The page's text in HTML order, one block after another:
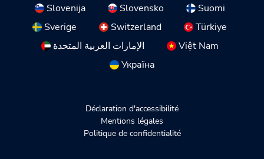
Slovenija
Slovensko
Suomi
Sverige
Switzerland
Türkiye
الإمارات العربية المتحدة
Việt Nam
Україна
Déclaration d'accessibilité
Mentions légales
Politique de confidentialité